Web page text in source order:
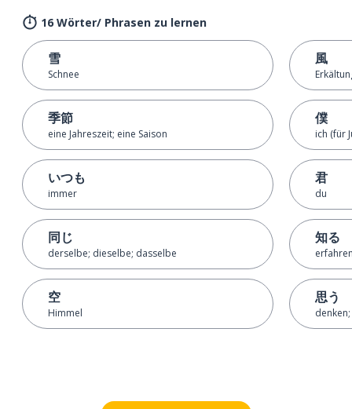
16 Wörter/ Phrasen zu lernen
雪
Schnee
季節
eine Jahreszeit; eine Saison
いつも
immer
同じ
derselbe; dieselbe; dasselbe
空
Himmel
風
僕
ich (für
君
du
知る
思う